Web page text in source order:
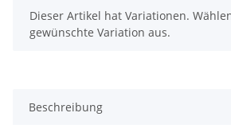
x
Dieser Artikel hat Variationen.
gewünschte Variation aus.
Beschreibung